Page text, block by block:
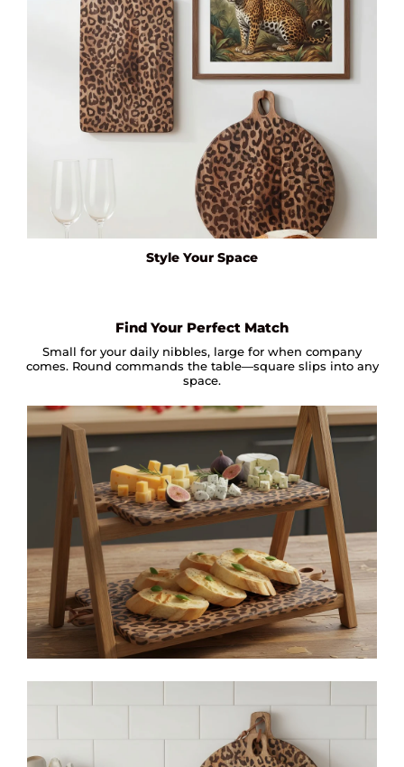
Style Your Space
Find Your Perfect Match
Small for your daily nibbles, large for when company
comes. Round commands the table—square slips into any
space.